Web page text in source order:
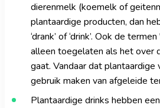
dierenmelk (koemelk of
plantaardige producten, dan
‘drank’ of ‘drink’. Ook de
alleen toegelaten als het over
gaat. Vandaar dat plantaardige
gebruik maken van afgeleide
Plantaardige drinks hebben